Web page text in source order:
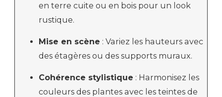
en terre cuite ou en bois pour un look
rustique.
Mise en scène : Variez les hauteurs avec
des étagères ou des supports muraux.
Cohérence stylistique : Harmonisez les
couleurs des plantes avec les teintes de